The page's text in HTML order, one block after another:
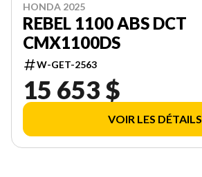
HONDA 2025
REBEL 1100 ABS DCT
CMX1100DS
W-GET-2563
15 653 $
VOIR LES DÉTAILS